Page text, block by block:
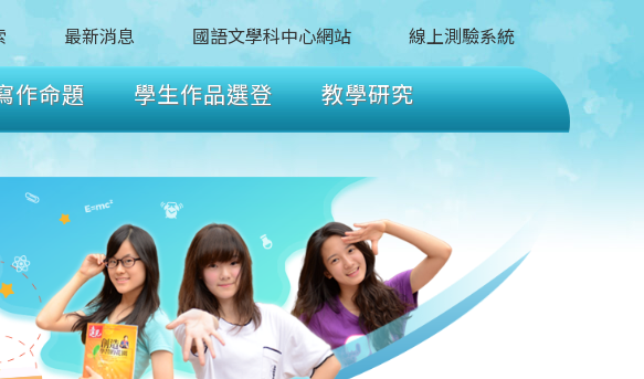
最新消息 國語文學科中心網站 線上測驗系統
作命題 學生作品選登
教學研究